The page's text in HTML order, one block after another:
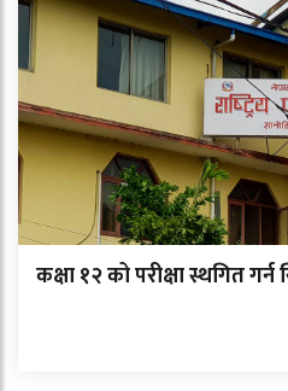
कक्षा १२ को परीक्षा स्थगित